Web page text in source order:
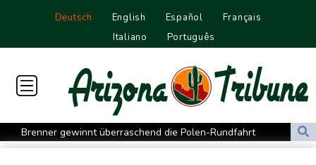
Deutsch English Español
Français
Italiano
Português
Brenner gewinnt überraschend die Polen-Rundfahrt
Papst fordert humanitäre Korridore im Sudan